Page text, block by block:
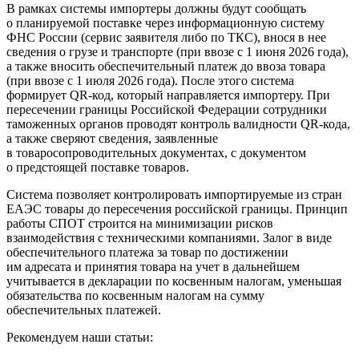
В рамках системы импортеры должны будут сообщать
о планируемой поставке через информационную систему
ФНС России (сервис заявителя либо по ТКС), внося в нее
сведения о грузе и транспорте (при ввозе с 1 июня 2026 года),
а также вносить обеспечительный платеж до ввоза товара
(при ввозе с 1 июля 2026 года). После этого система
формирует QR-код, который направляется импортеру. При
пересечении границы Российской Федерации сотрудники
таможенных органов проводят контроль валидности QR-кода,
а также сверяют сведения, заявленные
в товаросопроводительных документах, с документом
о предстоящей поставке товаров.
Система позволяет контролировать импортируемые из стран
ЕАЭС товары до пересечения российской границы. Принцип
работы СПОТ строится на минимизации рисков
взаимодействия с техническими компаниями. Залог в виде
обеспечительного платежа за товар по достижении
им адресата и принятия товара на учет в дальнейшем
учитывается в декларации по косвенным налогам, уменьшая
обязательства по косвенным налогам на сумму
обеспечительных платежей.
Рекомендуем наши статьи: